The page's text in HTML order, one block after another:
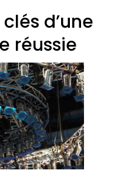
d’une
réussie